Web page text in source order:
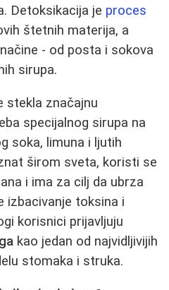
Detoksikacija je proces
štetnih materija, a
- od posta i sokova
sirupa.
stekla značajnu
specijalnog sirupa na
soka, limuna i ljutih
širom sveta, koristi se
i ima za cilj da ubrza
izbacivanje toksina i
korisnici prijavljuju
kao jedan od najvidljivijih
stomaka i struka.